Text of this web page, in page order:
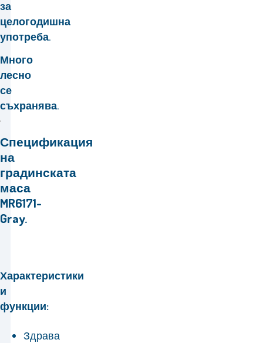
за
целогодишна
употреба.
Много
лесно
се
съхранява.
Спецификация
на
градинската
маса
MR6171-
Gray.
Характеристики
и
функции:
Здрава